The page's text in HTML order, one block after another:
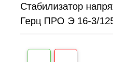
Стабилизатор
Герц ПРО Э 16-3/